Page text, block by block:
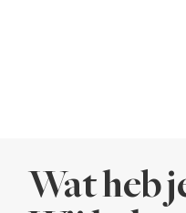
Wat heb